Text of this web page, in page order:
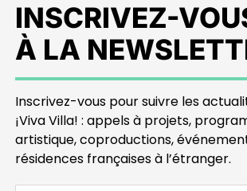
INSCRIVEZ-
À LA
Inscrivez-vous pour suivre les
¡Viva Villa! : appels à projets,
artistique, coproductions,
résidences françaises à l’étranger.